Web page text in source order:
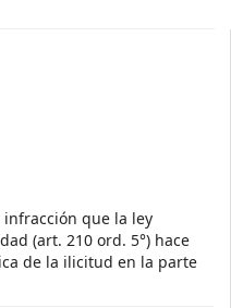
que la ley
(art. 210 ord. 5°) hace
de la ilicitud en la parte